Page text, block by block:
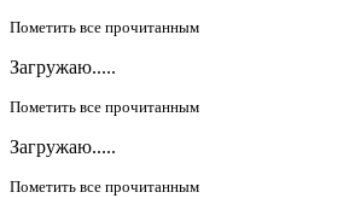
Пометить все прочитанным
Загружаю.....
Пометить все прочитанным
Загружаю.....
Пометить все прочитанным